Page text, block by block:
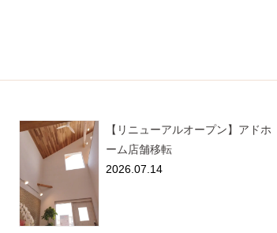
【リニューアルオープン】アドホ
ーム店舗移転
2026.07.14